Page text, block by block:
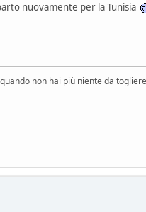
nuovamente per la Tunisia
non hai più niente da